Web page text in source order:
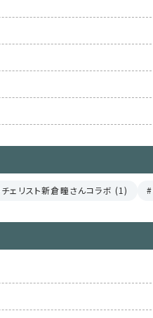
チェリスト新倉瞳さんコラボ (1)